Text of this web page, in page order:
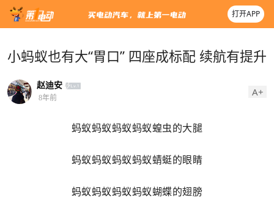
打开APP
小蚂蚁也有大“胃口” 四座成标配 续航有提升
赵迪安
8年前 A+
蚂蚁蚂蚁蚂蚁蚂蚁蝗虫的大腿
蚂蚁蚂蚁蚂蚁蚂蚁蜻蜓的眼睛
蚂蚁蚂蚁蚂蚁蚂蚁蝴蝶的翅膀